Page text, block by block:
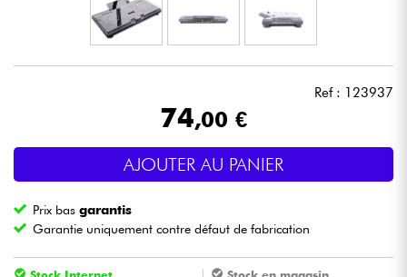
Micros & HF
Batteries & Percu
Ref : 123937
74,00 €
AJOUTER AU PANIER
Prix basgarantis
Garantie uniquement contre défaut de fabrication